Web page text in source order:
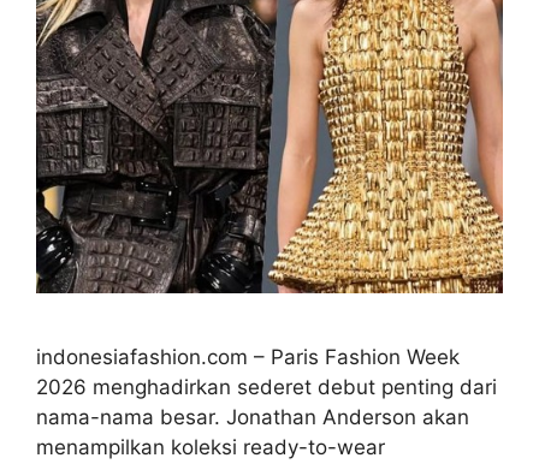
indonesiafashion.com – Paris Fashion Week
2026 menghadirkan sederet debut penting dari
nama-nama besar. Jonathan Anderson akan
menampilkan koleksi ready-to-wear